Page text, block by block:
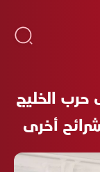
الخليج
أخرى